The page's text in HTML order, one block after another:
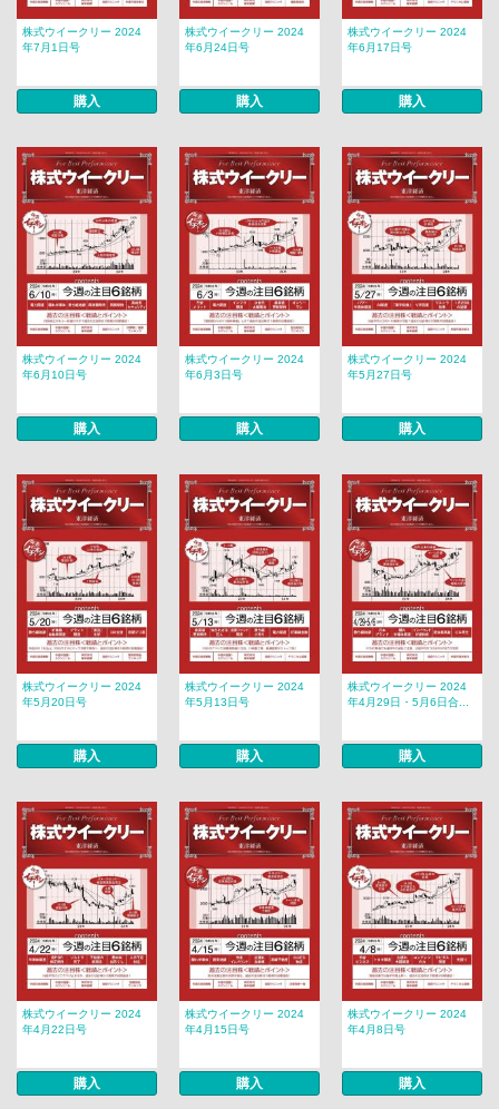
株式ウイークリー 2024
年7月1日号
購入
株式ウイークリー 2024
年6月24日号
購入
株式ウイークリー 2024
年6月17日号
購入
株式ウイークリー 2024
年6月10日号
購入
株式ウイークリー 2024
年6月3日号
購入
株式ウイークリー 2024
年5月27日号
購入
株式ウイークリー 2024
年5月20日号
購入
株式ウイークリー 2024
年5月13日号
購入
株式ウイークリー 2024
年4月29日・5月6日合...
購入
株式ウイークリー 2024
年4月22日号
購入
株式ウイークリー 2024
年4月15日号
購入
株式ウイークリー 2024
年4月8日号
購入